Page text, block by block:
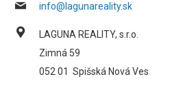
info@lagunareality.sk
LAGUNA REALITY, s.r.o.
Zimná 59
052 01 Spišská Nová Ves